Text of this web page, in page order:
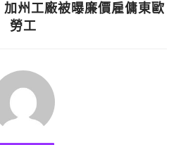
州工廠被曝廉價雇傭東歐
勞工